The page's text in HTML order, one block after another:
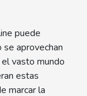
puede
aprovechan
vasto mundo
estas
marcar la